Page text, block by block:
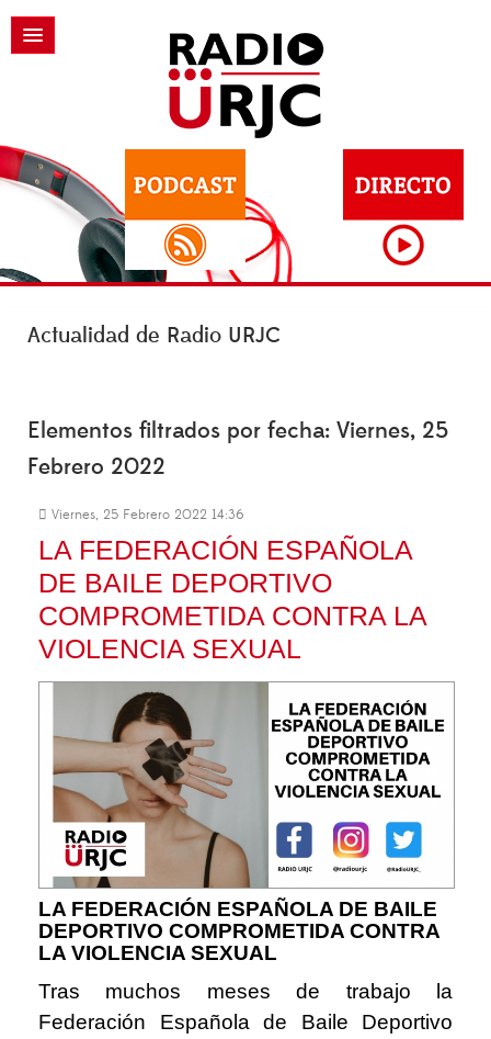
Actualidad de Radio URJC
Elementos filtrados por fecha: Viernes, 25
Febrero 2022
Viernes, 25 Febrero 2022 14:36
LA FEDERACIÓN ESPAÑOLA
DE BAILE DEPORTIVO
COMPROMETIDA CONTRA LA
VIOLENCIA SEXUAL
LA FEDERACIÓN ESPAÑOLA DE BAILE
DEPORTIVO COMPROMETIDA CONTRA
LA VIOLENCIA SEXUAL
Tras muchos meses de trabajo la
Federación Española de Baile Deportivo